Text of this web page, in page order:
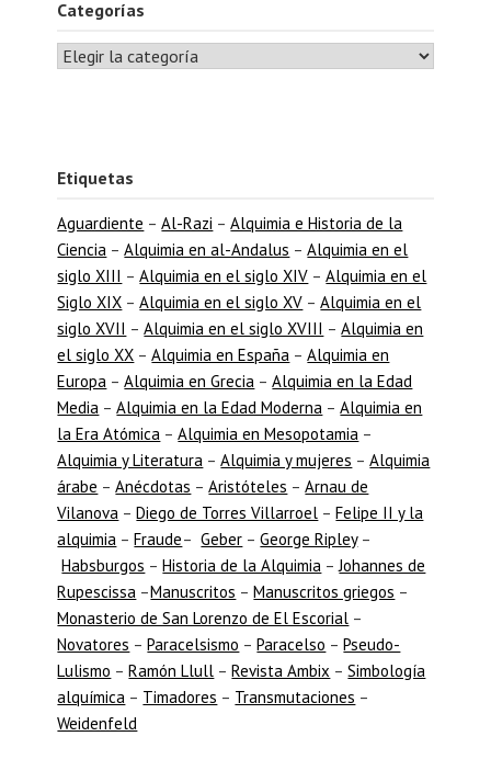
Categorías
Etiquetas
Aguardiente –Al-Razi –Alquimia e Historia de la
Ciencia –Alquimia en al-Andalus –Alquimia en el
siglo XIII –Alquimia en el siglo XIV –Alquimia en el
Siglo XIX –Alquimia en el siglo XV –Alquimia en el
siglo XVII –Alquimia en el siglo XVIII –Alquimia en
el siglo XX –Alquimia en España –Alquimia en
Europa –Alquimia en Grecia –Alquimia en la Edad
Media –Alquimia en la Edad Moderna –Alquimia en
la Era Atómica –Alquimia en Mesopotamia –
Alquimia y Literatura –Alquimia y mujeres –Alquimia
árabe –Anécdotas –Aristóteles –Arnau de
Vilanova –Diego de Torres Villarroel –Felipe II y la
alquimia –Fraude–Geber –George Ripley–
Habsburgos –Historia de la Alquimia –Johannes de
Rupescissa –Manuscritos –Manuscritos griegos –
Monasterio de San Lorenzo de El Escorial –
Novatores –Paracelsismo –Paracelso –Pseudo-
Lulismo –Ramón Llull –Revista Ambix –Simbología
alquímica – Timadores – Transmutaciones –
Weidenfeld